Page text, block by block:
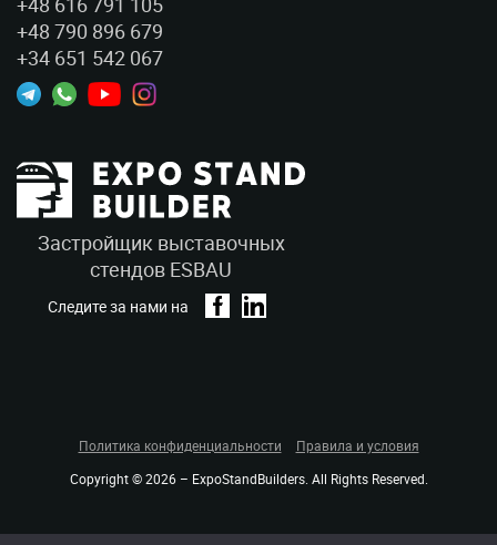
Застройщик выставочных
стендов ESBAU
Следите за нами на
+48 790 896 679
+34 651 542 067
Политика конфиденциальности
Правила и условия
Copyright © 2026 – ExpoStandBuilders. All Rights Reserved.